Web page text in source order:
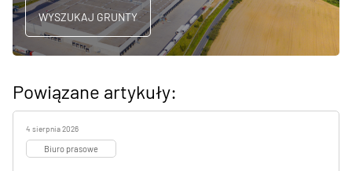
WYSZUKAJ GRUNTY
Powiązane artykuły:
4 sierpnia 2026
Biuro prasowe